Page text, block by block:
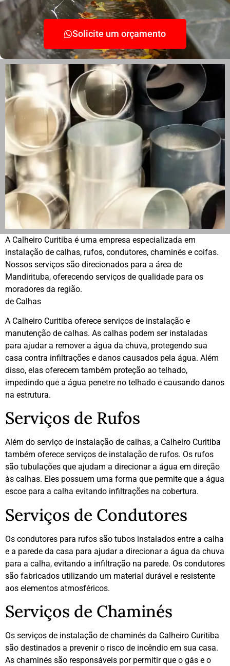
Solicite um orçamento
A Calheiro Curitiba é uma empresa especializada em
instalação de calhas, rufos, condutores, chaminés e coifas.
Nossos serviços são direcionados para a área de
Mandirituba, oferecendo serviços de qualidade para os
moradores da região.
de Calhas
A Calheiro Curitiba oferece serviços de instalação e
manutenção de calhas. As calhas podem ser instaladas
para ajudar a remover a água da chuva, protegendo sua
casa contra infiltrações e danos causados pela água. Além
disso, elas oferecem também proteção ao telhado,
impedindo que a água penetre no telhado e causando danos
na estrutura.
Serviços de Rufos
Além do serviço de instalação de calhas, a Calheiro Curitiba
também oferece serviços de instalação de rufos. Os rufos
são tubulações que ajudam a direcionar a água em direção
às calhas. Eles possuem uma forma que permite que a água
escoe para a calha evitando infiltrações na cobertura.
Serviços de Condutores
Os condutores para rufos são tubos instalados entre a calha
e a parede da casa para ajudar a direcionar a água da chuva
para a calha, evitando a infiltração na parede. Os condutores
são fabricados utilizando um material durável e resistente
aos elementos atmosféricos.
Serviços de Chaminés
Os serviços de instalação de chaminés da Calheiro Curitiba
são destinados a prevenir o risco de incêndio em sua casa.
As chaminés são responsáveis por permitir que o gás e o